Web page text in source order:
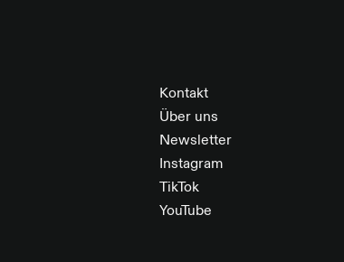
Kontakt
Über uns
Newsletter
Instagram
TikTok
YouTube